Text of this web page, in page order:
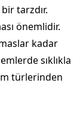
tarzdır.
önemlidir.
kadar
sıklıkla
türlerinden